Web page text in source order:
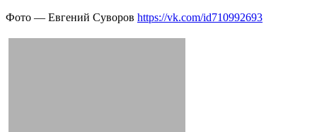
Фото — Евгений Суворов https://vk.com/id710992693